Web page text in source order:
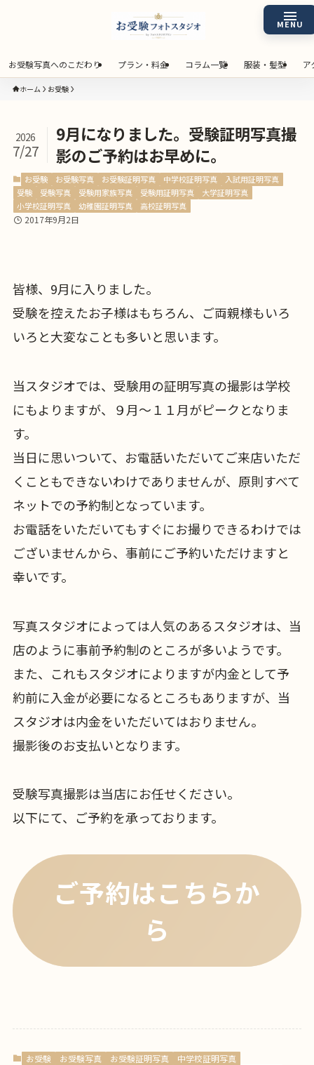
お受験写真へのこだわり プラン・料金 コラム一覧 服装・髪型 ア
ホーム お受験
9月になりました。受験証明写真撮
影のご予約はお早めに。
2026
7/27
お受験 お受験写真 お受験証明写真 中学校証明写真
入試用証明写真
受験
受験写真 受験用家族写真 受験用証明写真
大学証明写真
小学校証明写真
幼稚園証明写真 高校証明写真
2017年9月2日
皆様、9月に入りました。
受験を控えたお子様はもちろん、ご両親様もいろ
いろと大変なことも多いと思います。
当スタジオでは、受験用の証明写真の撮影は学校
にもよりますが、９月～１１月がピークとなりま
す。
当日に思いついて、お電話いただいてご来店いただ
くこともできないわけでありませんが、原則すべて
ネットでの予約制となっています。
お電話をいただいてもすぐにお撮りできるわけでは
ございませんから、事前にご予約いただけますと
幸いです。
写真スタジオによっては人気のあるスタジオは、当
店のように事前予約制のところが多いようです。
また、これもスタジオによりますが内金として予
約前に入金が必要になるところもありますが、当
スタジオは内金をいただいてはおりません。
撮影後のお支払いとなります。
受験写真撮影は当店にお任せください。
以下にて、ご予約を承っております。
ご予約はこちらか
ら
お受験 お受験写真 お受験証明写真
中学校証明写真